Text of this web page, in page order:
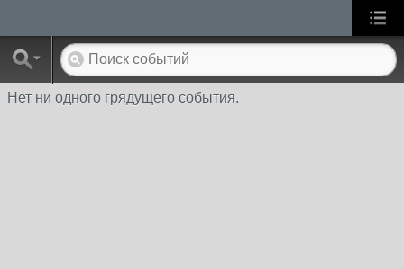
Нет ни одного грядущего события.